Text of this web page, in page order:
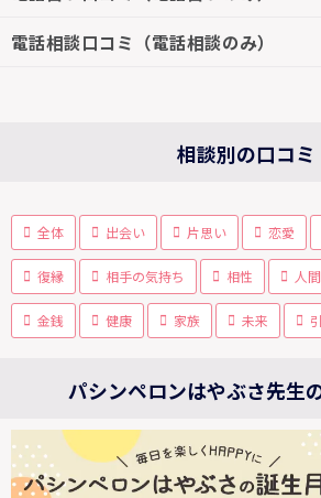
電話相談口コミ（電話相談のみ）
相談別の口コミ
全体 出会い 片思い 恋愛
復縁 相手の気持ち 相性 人
金銭 健康 家族 未来
パシンペロンはやぶさ先生